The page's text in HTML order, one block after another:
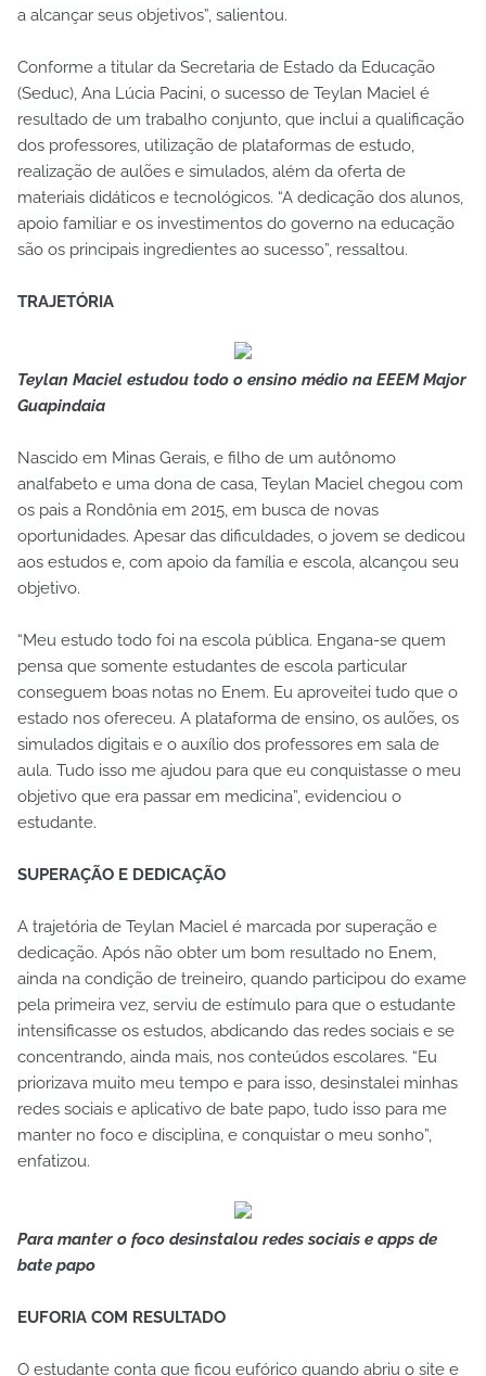
a alcançar seus objetivos”, salientou.
Conforme a titular da Secretaria de Estado da Educação
(Seduc), Ana Lúcia Pacini, o sucesso de Teylan Maciel é
resultado de um trabalho conjunto, que inclui a qualificação
dos professores, utilização de plataformas de estudo,
realização de aulões e simulados, além da oferta de
materiais didáticos e tecnológicos. “A dedicação dos alunos,
apoio familiar e os investimentos do governo na educação
são os principais ingredientes ao sucesso”, ressaltou.
TRAJETÓRIA
Teylan Maciel estudou todo o ensino médio na EEEM Major
Guapindaia
Nascido em Minas Gerais, e filho de um autônomo
analfabeto e uma dona de casa, Teylan Maciel chegou com
os pais a Rondônia em 2015, em busca de novas
oportunidades. Apesar das dificuldades, o jovem se dedicou
aos estudos e, com apoio da família e escola, alcançou seu
objetivo.
“Meu estudo todo foi na escola pública. Engana-se quem
pensa que somente estudantes de escola particular
conseguem boas notas no Enem. Eu aproveitei tudo que o
estado nos ofereceu. A plataforma de ensino, os aulões, os
simulados digitais e o auxílio dos professores em sala de
aula. Tudo isso me ajudou para que eu conquistasse o meu
objetivo que era passar em medicina”, evidenciou o
estudante.
SUPERAÇÃO E DEDICAÇÃO
A trajetória de Teylan Maciel é marcada por superação e
dedicação. Após não obter um bom resultado no Enem,
ainda na condição de treineiro, quando participou do exame
pela primeira vez, serviu de estímulo para que o estudante
intensificasse os estudos, abdicando das redes sociais e se
concentrando, ainda mais, nos conteúdos escolares. “Eu
priorizava muito meu tempo e para isso, desinstalei minhas
redes sociais e aplicativo de bate papo, tudo isso para me
manter no foco e disciplina, e conquistar o meu sonho”,
enfatizou.
Para manter o foco desinstalou redes sociais e apps de
bate papo
EUFORIA COM RESULTADO
O estudante conta que ficou eufórico quando abriu o site e